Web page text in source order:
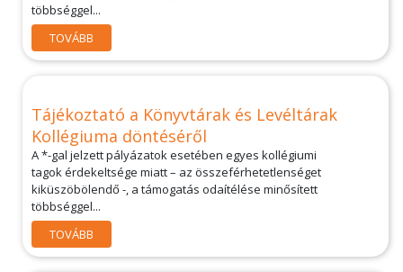
többséggel...
TOVÁBB
Tájékoztató a Könyvtárak és Levéltárak
Kollégiuma döntéséről
A *-gal jelzett pályázatok esetében egyes kollégiumi
tagok érdekeltsége miatt – az összeférhetetlenséget
kiküszöbölendő -, a támogatás odaítélése minősített
többséggel...
TOVÁBB